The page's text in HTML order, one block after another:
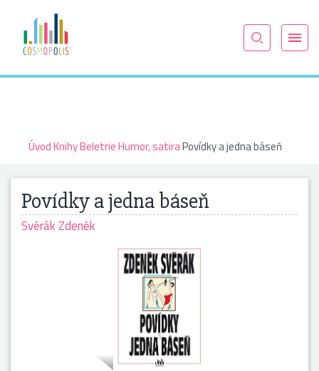
ÚvodKnihyBeletrieHumor, satiraPovídky a jedna báseň
Povídky a jedna báseň
Svěrák Zdeněk